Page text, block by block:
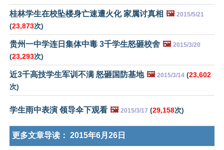
桂林学生在校坠楼身亡速遭火化 家属讨真相 🖼️ 2015/5/21
(23,873次)
贵州一中学连日集体中毒 3千学生怒砸校舍 🖼️ 2015/3/20
(23,293次)
近3千高技学生军训不满 怒砸国防基地 🖼️ 2015/3/14 (23,602
次)
学生雨中表演 领导伞下观看 🖼️ 2015/3/17 (29,158次)
更多文章导读： 2015年6月26日